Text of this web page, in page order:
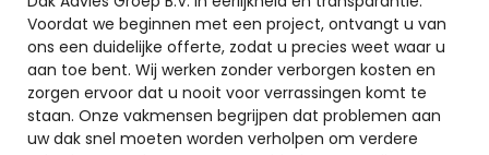
Voordat we beginnen met een project, ontvangt u van
ons een duidelijke offerte, zodat u precies weet waar u
aan toe bent. Wij werken zonder verborgen kosten en
zorgen ervoor dat u nooit voor verrassingen komt te
staan. Onze vakmensen begrijpen dat problemen aan
uw dak snel moeten worden verholpen om verdere